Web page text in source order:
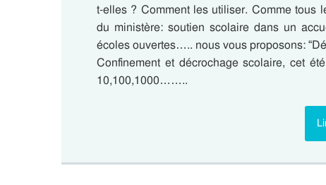
t-elles ? Comment les utiliser. Comme tous
du ministère: soutien scolaire dans un
écoles ouvertes….. nous vous proposons:
Confinement et décrochage scolaire, cet
10,100,1000……..